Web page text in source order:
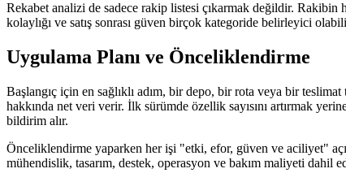
Rekabet analizi de sadece rakip listesi çıkarmak değildir. Rakibin
kolaylığı ve satış sonrası güven birçok kategoride belirleyici
Uygulama Planı ve Önceliklendirme
Başlangıç için en sağlıklı adım, bir depo, bir rota veya bir
hakkında net veri verir. İlk sürümde özellik sayısını artırmak
bildirim alır.
Önceliklendirme yaparken her işi "etki, efor, güven ve aciliyet"
mühendislik, tasarım, destek, operasyon ve bakım maliyeti dahil